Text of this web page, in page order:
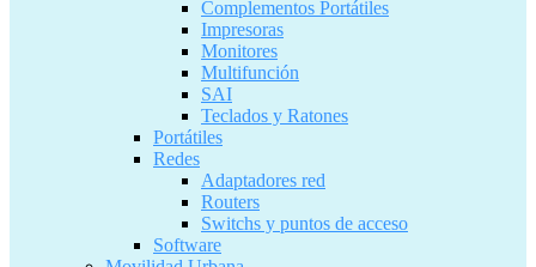
Complementos Portátiles
Impresoras
Monitores
Multifunción
SAI
Teclados y Ratones
Portátiles
Redes
Adaptadores red
Routers
Switchs y puntos de acceso
Software